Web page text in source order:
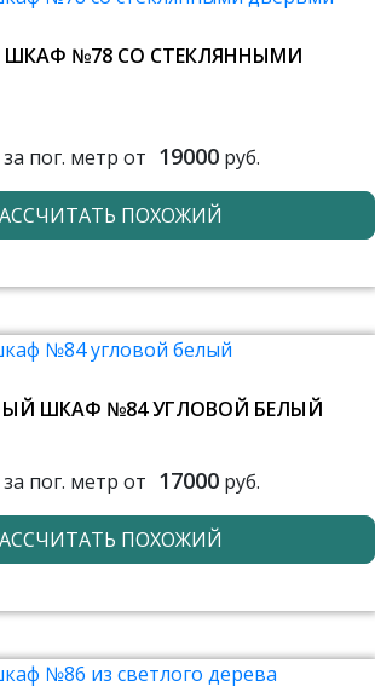
ШКАФ №78 СО СТЕКЛЯННЫМИ
пог. метр от 19000руб.
ПОХОЖИЙ
ШКАФ №84 УГЛОВОЙ БЕЛЫЙ
пог. метр от 17000руб.
ПОХОЖИЙ